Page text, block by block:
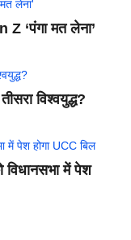
Z ‘पंगा मत लेना’
विश्वयुद्ध?
विधानसभा में पेश